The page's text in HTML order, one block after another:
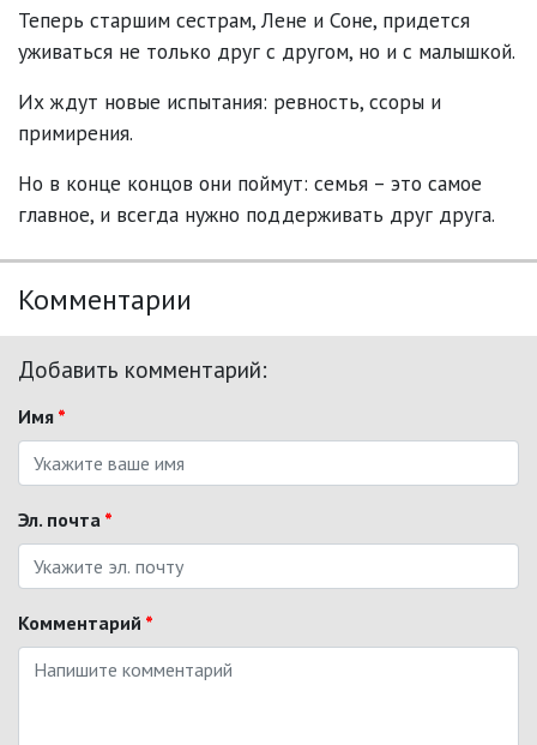
Теперь старшим сестрам, Лене и Соне, придется
уживаться не только друг с другом, но и с малышкой.
Их ждут новые испытания: ревность, ссоры и
примирения.
Но в конце концов они поймут: семья – это самое
главное, и всегда нужно поддерживать друг друга.
Комментарии
Добавить комментарий:
Имя *
Эл. почта *
Комментарий *